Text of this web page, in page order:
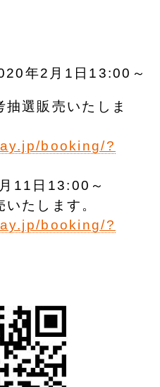
年2月1日13:00～
選販売いたしま
booking/?
11日13:00～
たします。
booking/?